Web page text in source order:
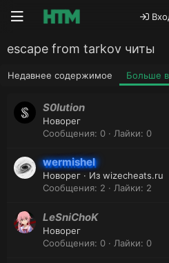
escape from tarkov читы
Недавнее содержимое Больше
S0lution
Новорег
Сообщения 0 Лайки 0
wermishel
Новорег · Из wizecheats.ru
Сообщения 2 Лайки 2
LeSniChoK
Новорег
Сообщения 0 Лайки 0